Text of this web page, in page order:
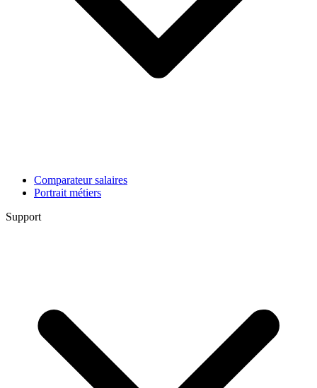
Comparateur salaires
Portrait métiers
Support